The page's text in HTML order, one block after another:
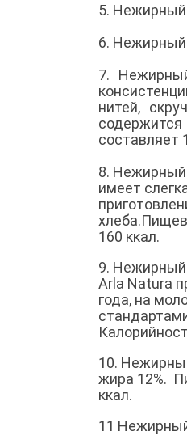
5.
6.
7.
нитей,
составляет
8.
имеет
160 ккал.
9.
Arla Natura
года, на
10.
жира 12%.
ккал.
11